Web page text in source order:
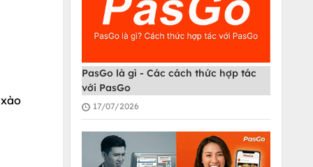
PasGo là gì - Các cách thức hợp tác
với PasGo
17/07/2026